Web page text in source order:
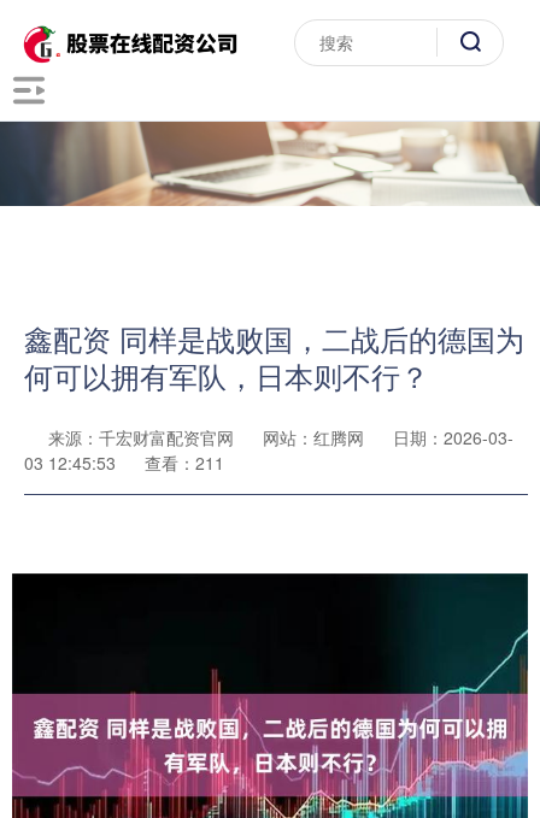
鑫配资 同样是战败国，二战后的德国为
何可以拥有军队，日本则不行？
来源：千宏财富配资官网 网站：红腾网
日期：2026-03-
03 12:45:53
查看：211